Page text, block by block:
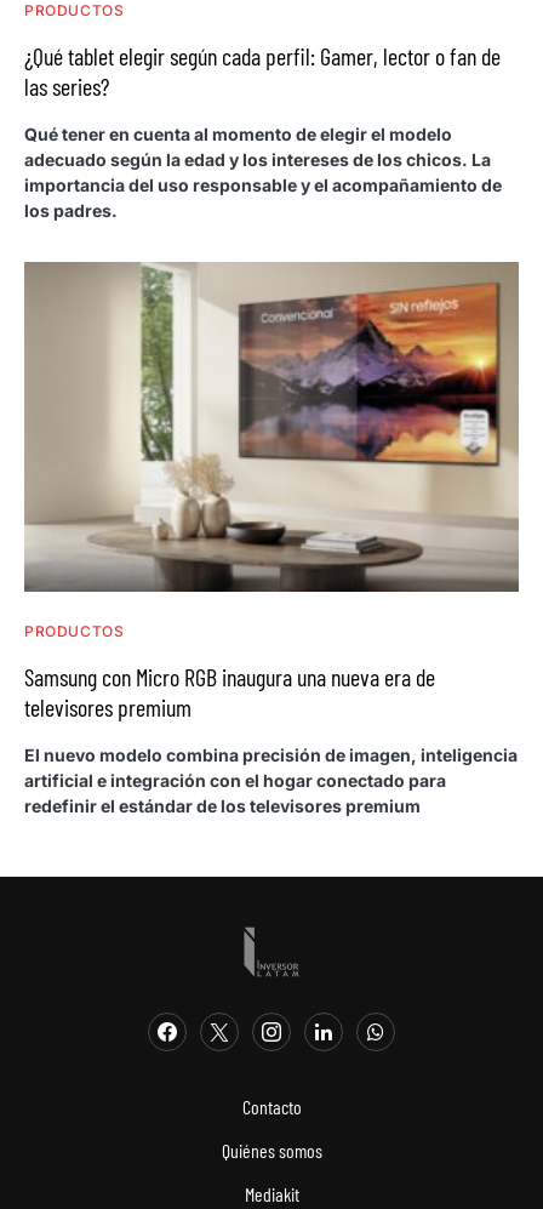
PRODUCTOS
¿Qué tablet elegir según cada perfil: Gamer, lector o fan de
las series?
Qué tener en cuenta al momento de elegir el modelo
adecuado según la edad y los intereses de los chicos. La
importancia del uso responsable y el acompañamiento de
los padres.
PRODUCTOS
Samsung con Micro RGB inaugura una nueva era de
televisores premium
El nuevo modelo combina precisión de imagen, inteligencia
artificial e integración con el hogar conectado para
redefinir el estándar de los televisores premium
Contacto
Quiénes somos
Mediakit